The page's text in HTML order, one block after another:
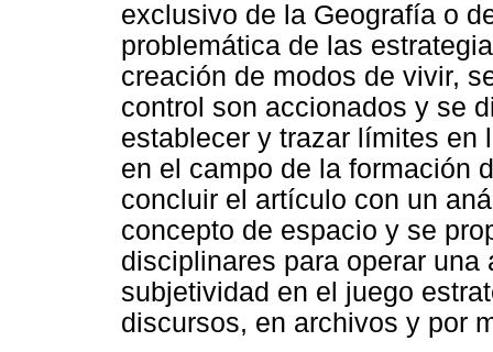
exclusivo de la Geografía o
problemática de las
creación de modos de vivir,
control son accionados y se
establecer y trazar límites en
en el campo de la formación
concluir el artículo con un
concepto de espacio y se
disciplinares para operar
subjetividad en el juego
discursos, en archivos y por